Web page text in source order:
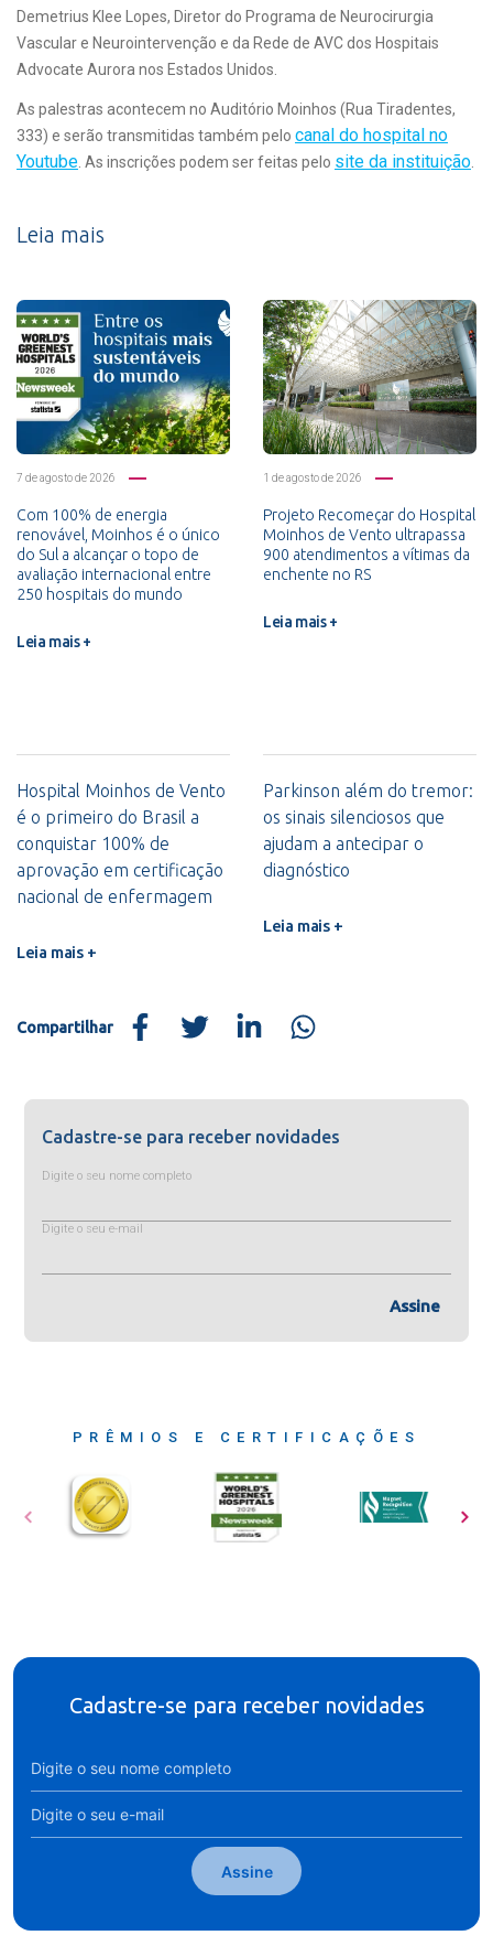
Demetrius Klee Lopes, Diretor do Programa de Neurocirurgia
Vascular e Neurointervenção e da Rede de AVC dos Hospitais
Advocate Aurora nos Estados Unidos.
As palestras acontecem no Auditório Moinhos (Rua Tiradentes,
333) e serão transmitidas também pelo canal do hospital no
Youtube . As inscrições podem ser feitas pelo site da instituição
Leia mais
7 de agosto de 2026
Com 100% de energia
renovável, Moinhos é o único
do Sul a alcançar o topo de
avaliação internacional entre
250 hospitais do mundo
Leia mais +
1 de agosto de 2026
Projeto Recomeçar do Hospital
Moinhos de Vento ultrapassa
900 atendimentos a vítimas da
enchente no RS
Leia mais +
Hospital Moinhos de Vento
é o primeiro do Brasil a
conquistar 100% de
aprovação em certificação
nacional de enfermagem
Leia mais +
Parkinson além do tremor:
os sinais silenciosos que
ajudam a antecipar o
diagnóstico
Leia mais +
Compartilhar
Cadastre-se para receber novidades
Digite o seu nome completo
Digite o seu e-mail
Assine
PRÊMIOS E CERTIFICAÇÕES
Cadastre-se para receber novidades
Assine